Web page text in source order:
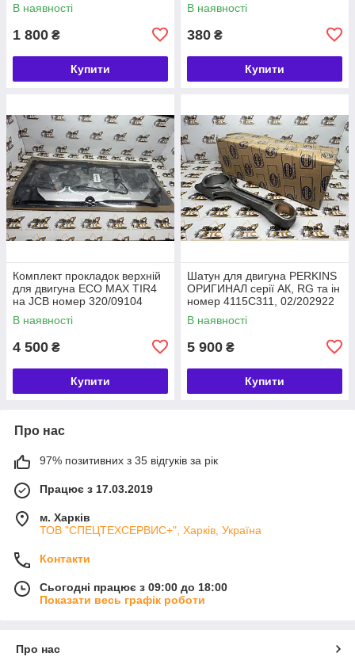
В наявності
1 800 ₴
Купити
В наявності
380 ₴
Купити
Комплект прокладок верхній
для двигуна ECO MAX TIR4
на JCB номер 320/09104
В наявності
4 500 ₴
Купити
Шатун для двигуна PERKINS
ОРИГИНАЛ серії АК, RG та ін
номер 4115C311, 02/202922
В наявності
5 900 ₴
Купити
Про нас
97% позитивних з 35 відгуків за рік
Працює з 17.03.2019
м. Харків
ТОВ "СПЕЦТЕХСЕРВИС+", Харків, Україна
Контакти
Сьогодні працює з 09:00 до 18:00
Показати весь графік роботи
Про нас